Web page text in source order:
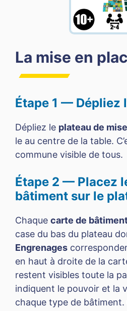
La mise en
Étape 1 — Dépliez
Dépliez le plateau de
le au centre de la table.
commune visible de tous.
Étape 2 — Placez
bâtiment sur le
Chaque carte de
case du bas du plateau
Engrenages
en haut à droite de la
restent visibles toute la
indiquent le pouvoir et la
chaque type de bâtiment.